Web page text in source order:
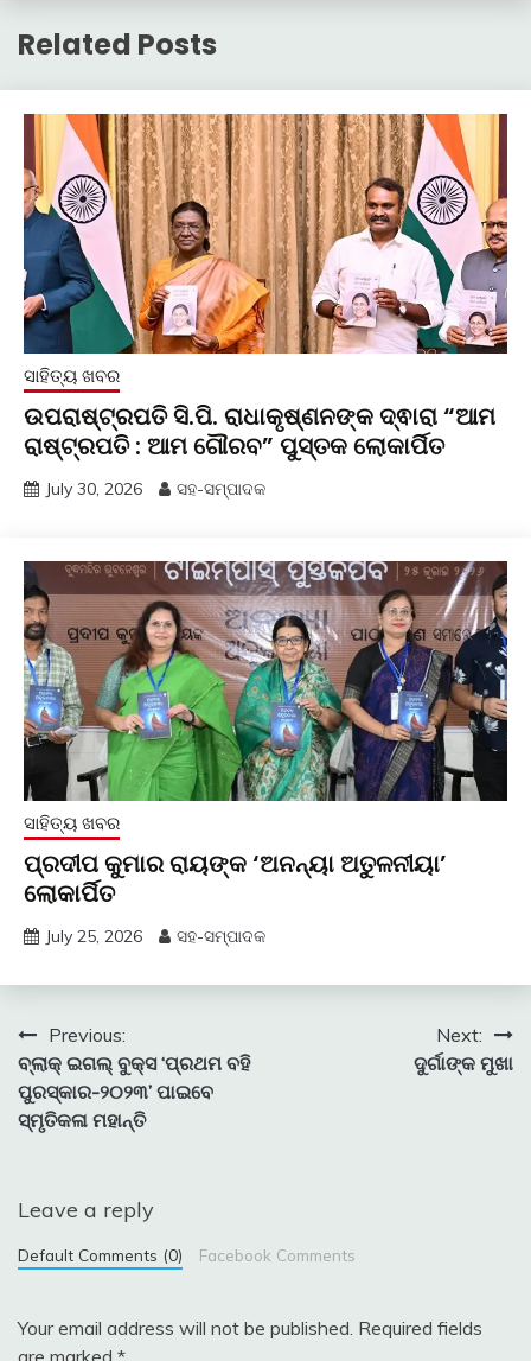
Related Posts
ସାହିତ୍ୟ ଖବର
ଉପରାଷ୍ଟ୍ରପତି ସି.ପି. ରାଧାକୃଷ୍ଣନଙ୍କ ଦ୍ଵାରା “ଆମ
ରାଷ୍ଟ୍ରପତି : ଆମ ଗୌରବ” ପୁସ୍ତକ ଲୋକାର୍ପିତ
July 30, 2026 ସହ-ସମ୍ପାଦକ
ସାହିତ୍ୟ ଖବର
ପ୍ରଦୀପ କୁମାର ରାୟଙ୍କ ‘ଅନନ୍ୟା ଅତୁଳନୀୟା’
ଲୋକାର୍ପିତ
July 25, 2026 ସହ-ସମ୍ପାଦକ
Post
navigation
Previous:
ବ୍ଲାକ୍ ଇଗଲ୍ ବୁକ୍ସ ‘ପ୍ରଥମ ବହି
ପୁରସ୍କାର-୨୦୨୩’ ପାଇବେ
ସ୍ମୃତିକଳା ମହାନ୍ତି
Next:
ଦୁର୍ଗାଙ୍କ ମୁଖା
Leave a reply
Default Comments (0) Facebook Comments
Your email address will not be published. Required fields